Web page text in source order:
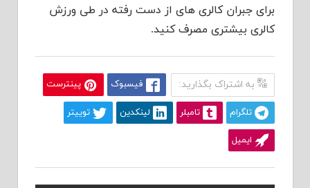
برای جبران کالری های از دست رفته در طی ورزش
کالری بیشتری مصرف کنید.
به اشتراک بگذارید: فیسبوک پینترست
تلگرام تامبلر لینکدین توییتر
ایمیل